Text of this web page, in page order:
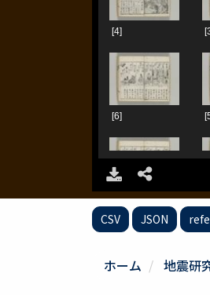
CSV JSON
ホーム 地震研